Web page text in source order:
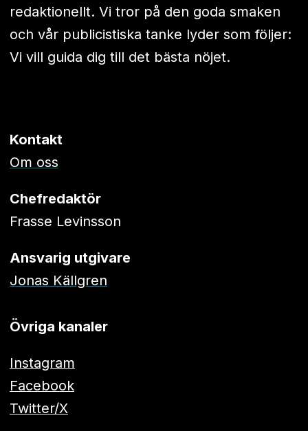
redaktionellt. Vi tror på den goda smaken
och vår publicistiska tanke lyder som följer:
Vi vill guida dig till det bästa nöjet.
Kontakt
Om oss
Chefredaktör
Frasse Levinsson
Ansvarig utgivare
Jonas Källgren
Övriga kanaler
Instagram
Facebook
Twitter/X